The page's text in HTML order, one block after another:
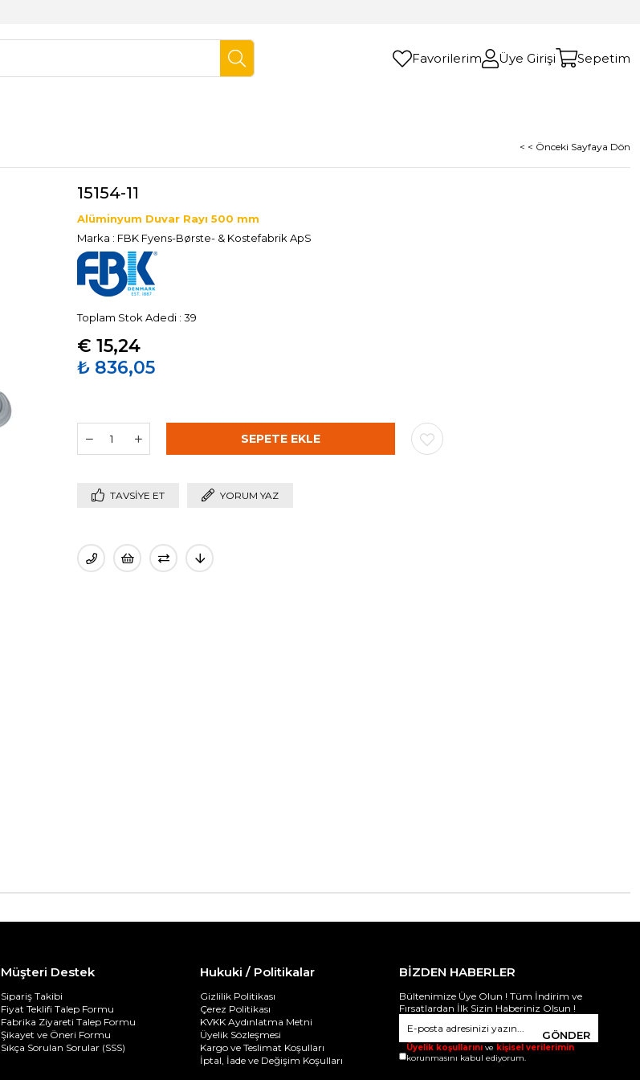
Favorilerim Üye Girişi Sepetim
< < Önceki Sayfaya Dön
15154-11
Alüminyum Duvar Rayı 500 mm
Marka : FBK Fyens-Børste- & Kostefabrik ApS
Toplam Stok Adedi : 39
€ 15,24
₺ 836,05
TAVSIYE ET YORUM YAZ
Müşteri Destek
Sipariş Takibi
Fiyat Teklifi Talep Formu
Fabrika Ziyareti Talep Formu
Şikayet ve Öneri Formu
Sıkça Sorulan Sorular (SSS)
Hukuki / Politikalar
Gizlilik Politikası
Çerez Politikası
KVKK Aydınlatma Metni
Üyelik Sözleşmesi
Kargo ve Teslimat Koşulları
İptal, İade ve Değişim Koşulları
BİZDEN HABERLER
Bültenimize Üye Olun ! Tüm İndirim ve
Fırsatlardan İlk Sizin Haberiniz Olsun !
GÖNDER
Üyelik koşullarınıve kişisel verilerimin
korunmasını kabul ediyorum.